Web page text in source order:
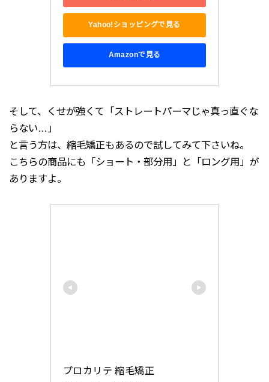
Yahoo!ショッピングで見る
Amazonで見る
そして、くせが強くて「ストレートパーマじゃ真っ直ぐな
らない…」
と言う方は、縮毛矯正もあるので試してみて下さいね。
こちらの商品にも「ショート・部分用」と「ロング用」が
ありますよ。
プロカリテ 縮毛矯正